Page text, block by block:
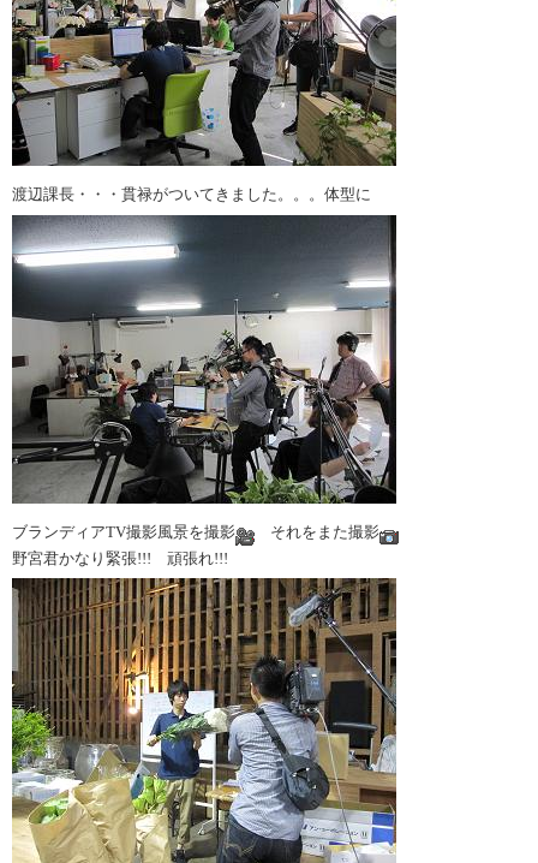
渡辺課長・・・貫禄がついてきました。。。体型に
ブランディアTV撮影風景を撮影
それをまた撮影
野宮君かなり緊張!!! 頑張れ!!!